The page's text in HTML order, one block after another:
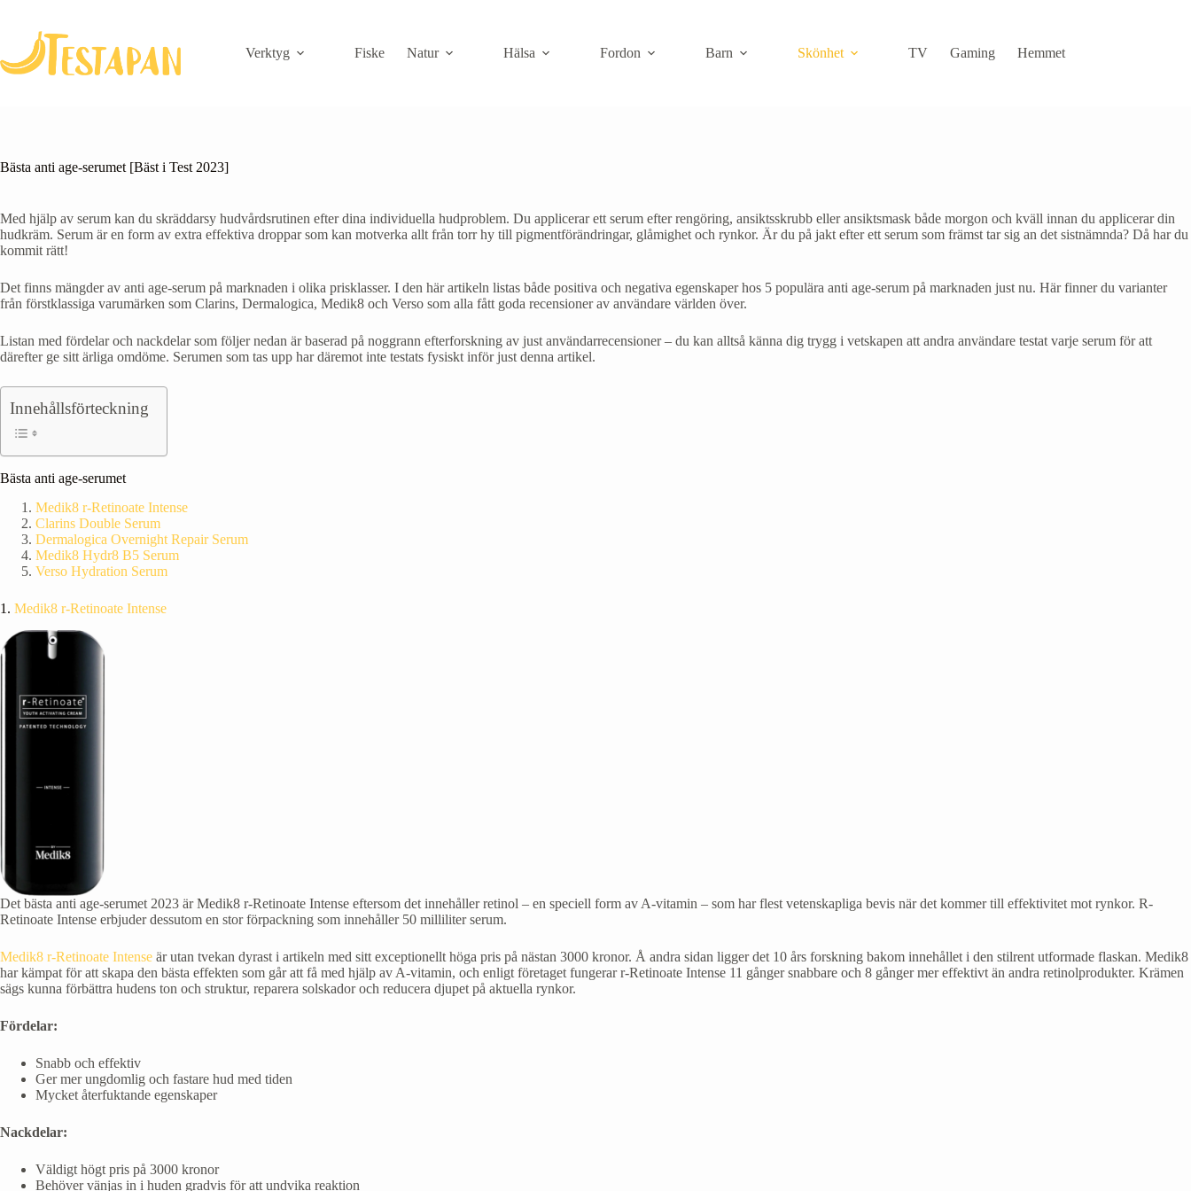
content
Verktyg
Fiske Natur Hälsa Fordon Barn Skönhet TV Gaming Hemmet
Bästa anti age-serumet [Bäst i Test 2023]
Med hjälp av serum kan du skräddarsy hudvårdsrutinen efter dina individuella hudproblem. Du applicerar ett serum efter rengöring, ansiktsskrubb eller ansiktsmask både morgon och kväll innan du applicerar din
hudkräm. Serum är en form av extra effektiva droppar som kan motverka allt från torr hy till pigmentförändringar, glåmighet och rynkor. Är du på jakt efter ett serum som främst tar sig an det sistnämnda? Då har du
kommit rätt!
Det finns mängder av anti age-serum på marknaden i olika prisklasser. I den här artikeln listas både positiva och negativa egenskaper hos 5 populära anti age-serum på marknaden just nu. Här finner du varianter
från förstklassiga varumärken som Clarins, Dermalogica, Medik8 och Verso som alla fått goda recensioner av användare världen över.
Listan med fördelar och nackdelar som följer nedan är baserad på noggrann efterforskning av just användarrecensioner – du kan alltså känna dig trygg i vetskapen att andra användare testat varje serum för att
därefter ge sitt ärliga omdöme. Serumen som tas upp har däremot inte testats fysiskt inför just denna artikel.
Innehållsförteckning
Bästa anti age-serumet
Medik8 r-Retinoate Intense
Clarins Double Serum
Dermalogica Overnight Repair Serum
Medik8 Hydr8 B5 Serum
Verso Hydration Serum
1. Medik8 r-Retinoate Intense
Det bästa anti age-serumet 2023 är Medik8 r-Retinoate Intense eftersom det innehåller retinol – en speciell form av A-vitamin – som har flest vetenskapliga bevis när det kommer till effektivitet mot rynkor. R-
Retinoate Intense erbjuder dessutom en stor förpackning som innehåller 50 milliliter serum.
Medik8 r-Retinoate Intense är utan tvekan dyrast i artikeln med sitt exceptionellt höga pris på nästan 3000 kronor. Å andra sidan ligger det 10 års forskning bakom innehållet i den stilrent utformade flaskan. Medik8
har kämpat för att skapa den bästa effekten som går att få med hjälp av A-vitamin, och enligt företaget fungerar r-Retinoate Intense 11 gånger snabbare och 8 gånger mer effektivt än andra retinolprodukter. Krämen
sägs kunna förbättra hudens ton och struktur, reparera solskador och reducera djupet på aktuella rynkor.
Fördelar:
Snabb och effektiv
Ger mer ungdomlig och fastare hud med tiden
Mycket återfuktande egenskaper
Nackdelar:
Väldigt högt pris på 3000 kronor
Behöver vänjas in i huden gradvis för att undvika reaktion